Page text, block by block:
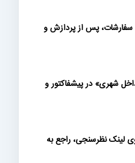
سفارشات، پس از پردازش و
هزینه «كرايه حمل داخل شهری» در پیشفاکتور و
لینک نظرسنجی، راجع به